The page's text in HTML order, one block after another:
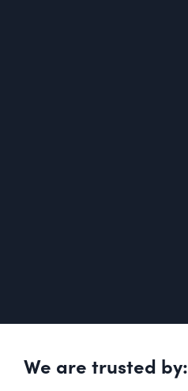
We are trusted by: